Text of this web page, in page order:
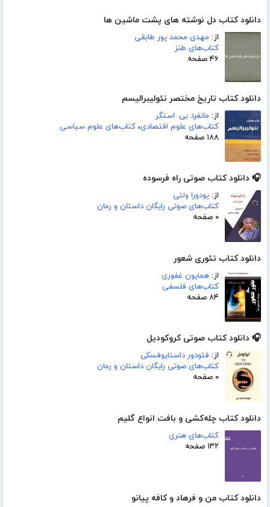
دانلود کتاب دل نوشته های پشت ماشین ها
از: مهدی محمد پور طابقی
کتاب‌های طنز
۴۶ صفحه
دانلود کتاب تاریخ مختصر نئولیبرالیسم
از: مانفرد بی. استگر
کتاب‌های علوم اقتصادی، کتاب‌های علوم سیاسی
۱۸۸ صفحه
🎧 دانلود کتاب صوتی راه فرسوده
از: یودورا ولتی
کتاب‌های صوتی رایگان داستان و رمان
۰ صفحه
دانلود کتاب تئوری شعور
از: همایون غفوری
کتاب‌های فلسفی
۸۴ صفحه
🎧 دانلود کتاب صوتی کروکودیل
از: فئودور داستایوفسکی
کتاب‌های صوتی رایگان داستان و رمان
۰ صفحه
دانلود کتاب چله‌کشی و بافت انواع گلیم
کتاب‌های هنری
۱۳۲ صفحه
دانلود کتاب من و فرهاد و کافه پیانو